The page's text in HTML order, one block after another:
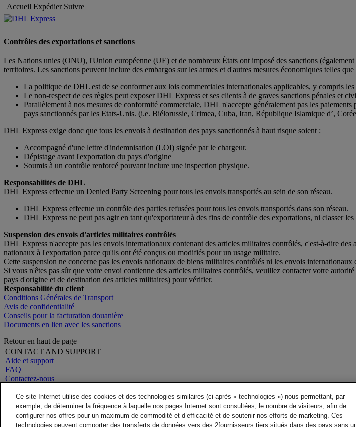
Accueil Expédier Suivre
Contrôles des exportations et sanctions
Les Nations unies (ONU), l'Union européenne (UE) et de nombreux États ont imposé des sanctions
territoires. Les sanctions peuvent inclure des embargos sur les armes et d'autres mesures économiques telles
La politique de DHL est de se conformer aux lois commerciales internationales applicables, y compris
Le non-respect de ces règles peut exposer DHL Express et ses clients à de graves sanctions pénales et
Parallèlement à nos mesures de conformité commerciale, DHL n'accepte généralement pas les
pays sanctionnés par les Etats-Unis. (i.e. Biélorussie, Crimea, Cuba, Iran, République Islamique d’,
DHL Express exige donc que tous les envois à destination des pays sanctionnés à haut risque soient :
Accompagné d'une lettre d'indemnisation (LOI) signée par le chargeur.
Dépistage avant l'exportation du pays d'origine
Soumis à un contrôle renforcé pouvant inclure une inspection physique.
Responsabilités de DHL
DHL Express effectue un Denied Party Screening pour tous les envois transportés au sein de son réseau.
DHL Express effectue un contrôle des parties refusées pour tous les envois transportés dans son réseau.
DHL Express ne peut pas agir en tant qu'exportateur à des fins de contrôle des exportations, ni classer
Suspension des envois d'articles militaires contrôlés
DHL Express n'accepte pas les envois internationaux contenant des articles militaires contrôlés, c'est-à-dire
nationaux à l'exportation parce qu'ils ont été conçus ou modifiés pour un usage militaire.
Cette suspension ne concerne pas les envois nationaux de biens militaires contrôlés ni les envois internationaux
Si vous n'êtes pas sûr que votre envoi contienne des articles militaires contrôlés, veuillez contacter votre
pays d'origine et de destination des articles militaires) pour vérifier.
Responsabilité du client
Conditions Générales de Transport
Avis de confidentialité
Conseils pour la facturation douanière
Documents en lien avec les sanctions
Retour en haut de page
CONTACT AND SUPPORT
Aide et support
FAQ
Contactez-nous
LEGAL
Conditions générales
Garantie Remboursement
Avis de confidentialité
A propos de DHL
Presse
Carrières
Mention Légale
Ce site Internet utilise des cookies et des technologies similaires (ci-après « technologies ») nous permettant, par
exemple, de déterminer la fréquence à laquelle nos pages Internet sont consultées, le nombre de visiteurs, afin de
configurer nos offres pour un maximum de commodité et d’efficacité et de soutenir nos efforts de marketing. Ces
technologies peuvent comporter des transferts de données vers des 2fournisseurs tiers situés dans des pays sans